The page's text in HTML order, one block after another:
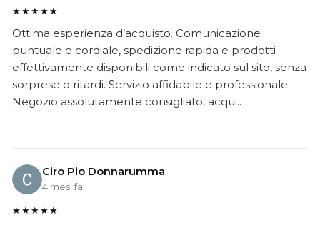
★★★★★
Ottima esperienza d’acquisto. Comunicazione
puntuale e cordiale, spedizione rapida e prodotti
effettivamente disponibili come indicato sul sito, senza
sorprese o ritardi. Servizio affidabile e professionale.
Negozio assolutamente consigliato, acqui..
Ciro Pio Donnarumma
4 mesi fa
★★★★★